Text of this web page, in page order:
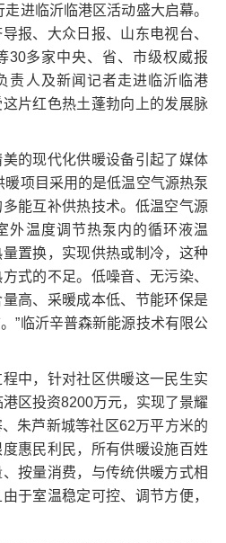
进临沂临港区活动盛大启幕。
报、大众日报、山东电视台、
30多家中央、省、市级权威报
责人及新闻记者走进临沂临港
片红色热土蓬勃向上的发展脉
的现代化供暖设备引起了媒体
暖项目采用的是低温空气源热泵
能互补供热技术。低温空气源
外温度调节热泵内的循环液温
置换，实现供热或制冷，这种
式的不足。低噪音、无污染、
高、采暖成本低、节能环保是
”临沂辛普森新能源技术有限公
中，针对社区供暖这一民生实
区投资8200万元，实现了景耀
朱芦新城等社区62万平方米的
惠民利民，所有供暖设施百姓
按量消费，与传统供暖方式相
于室温稳定可控、调节方便，